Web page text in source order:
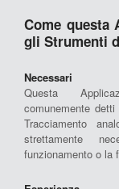
Come questa
gli Strumenti
Necessari
Questa
comunemente
Tracciamento
strettamente
funzionamento o la